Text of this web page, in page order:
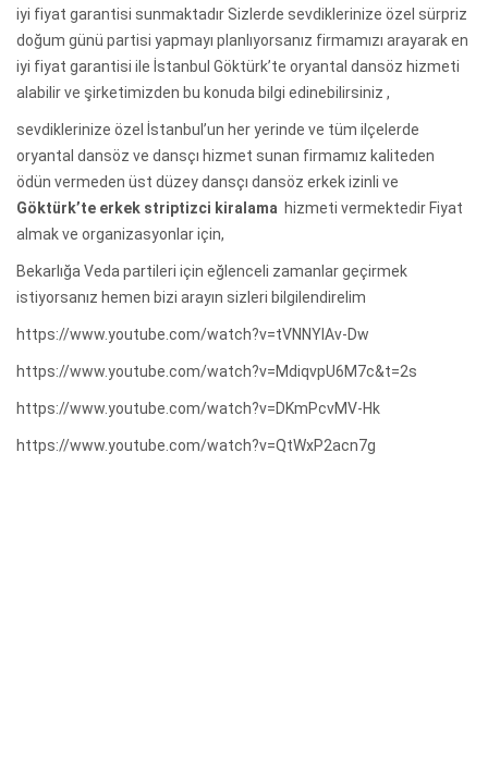
iyi fiyat garantisi sunmaktadır Sizlerde sevdiklerinize özel sürpriz
doğum günü partisi yapmayı planlıyorsanız firmamızı arayarak en
iyi fiyat garantisi ile İstanbul Göktürk’te oryantal dansöz hizmeti
alabilir ve şirketimizden bu konuda bilgi edinebilirsiniz ,
sevdiklerinize özel İstanbul’un her yerinde ve tüm ilçelerde
oryantal dansöz ve dansçı hizmet sunan firmamız kaliteden
ödün vermeden üst düzey dansçı dansöz erkek izinli ve
Göktürk’te erkek striptizci kiralama hizmeti vermektedir Fiyat
almak ve organizasyonlar için,
Bekarlığa Veda partileri için eğlenceli zamanlar geçirmek
istiyorsanız hemen bizi arayın sizleri bilgilendirelim
https://www.youtube.com/watch?v=tVNNYlAv-Dw
https://www.youtube.com/watch?v=MdiqvpU6M7c&t=2s
https://www.youtube.com/watch?v=DKmPcvMV-Hk
https://www.youtube.com/watch?v=QtWxP2acn7g